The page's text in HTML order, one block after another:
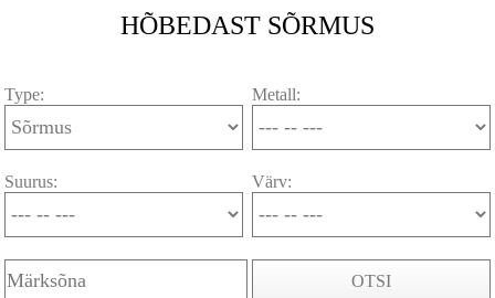
HÕBEDAST SÕRMUS
Type: Metall:
Suurus: Värv:
OTSI